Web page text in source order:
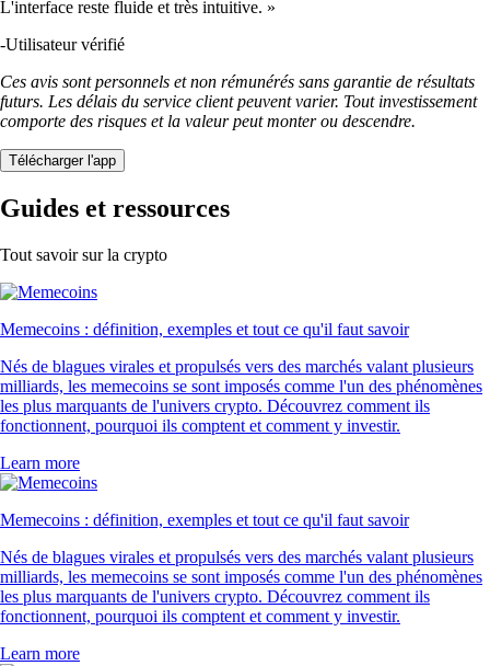
L'interface reste fluide et très intuitive. »
-Utilisateur vérifié
Ces avis sont personnels et non rémunérés sans garantie de résultats
futurs. Les délais du service client peuvent varier. Tout investissement
comporte des risques et la valeur peut monter ou descendre.
Télécharger l'app
Guides et ressources
Tout savoir sur la crypto
Memecoins : définition, exemples et tout ce qu'il faut savoir
Nés de blagues virales et propulsés vers des marchés valant plusieurs
milliards, les memecoins se sont imposés comme l'un des phénomènes
les plus marquants de l'univers crypto. Découvrez comment ils
fonctionnent, pourquoi ils comptent et comment y investir.
Learn more
Memecoins : définition, exemples et tout ce qu'il faut savoir
Nés de blagues virales et propulsés vers des marchés valant plusieurs
milliards, les memecoins se sont imposés comme l'un des phénomènes
les plus marquants de l'univers crypto. Découvrez comment ils
fonctionnent, pourquoi ils comptent et comment y investir.
Learn more